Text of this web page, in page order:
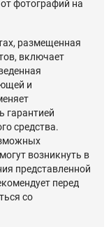
фотографий на
размещенная
включает
и
гарантией
средства.
возникнуть в
представленной
перед
со